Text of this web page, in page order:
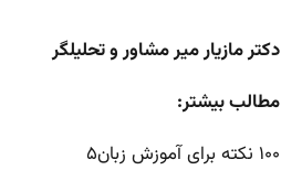
دکتر مازیار میر مشاور و تحلیلگر
مطالب بیشتر:
۱۰۰ نکته برای آموزش زبان۵